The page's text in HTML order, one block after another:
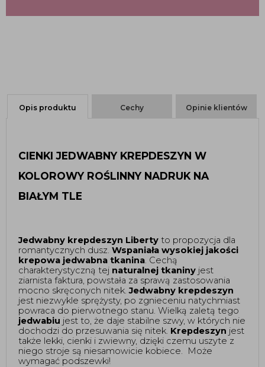
Opis produktu Cechy Opinie klientów
CIENKI JEDWABNY KREPDESZYN W
KOLOROWY ROŚLINNY NADRUK NA
BIAŁYM TLE
Jedwabny krepdeszyn Liberty to propozycja dla
romantycznych dusz. Wspaniała wysokiej jakości
krepowa jedwabna tkanina. Cechą
charakterystyczną tej naturalnej tkaniny jest
ziarnista faktura, powstała za sprawą zastosowania
mocno skręconych nitek. Jedwabny krepdeszyn
jest niezwykle sprężysty, po zgnieceniu natychmiast
jedwabiu jest to, że daje stabilne szwy, w których nie
dochodzi do przesuwania się nitek. Krepdeszyn jest
także lekki, cienki i zwiewny, dzięki czemu uszyte z
niego stroje są niesamowicie kobiece.  Może
wymagać podszewki!